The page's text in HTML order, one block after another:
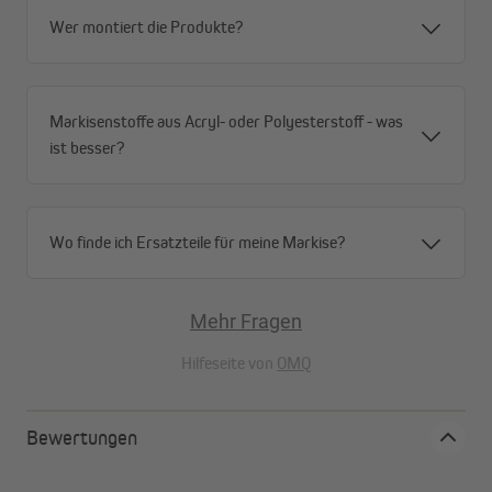
Wer montiert die Produkte?
Markisenstoffe aus Acryl- oder Polyesterstoff - was
ist besser?
Wo finde ich Ersatzteile für meine Markise?
Mehr Fragen
Hilfeseite von OMQ
Bewertungen